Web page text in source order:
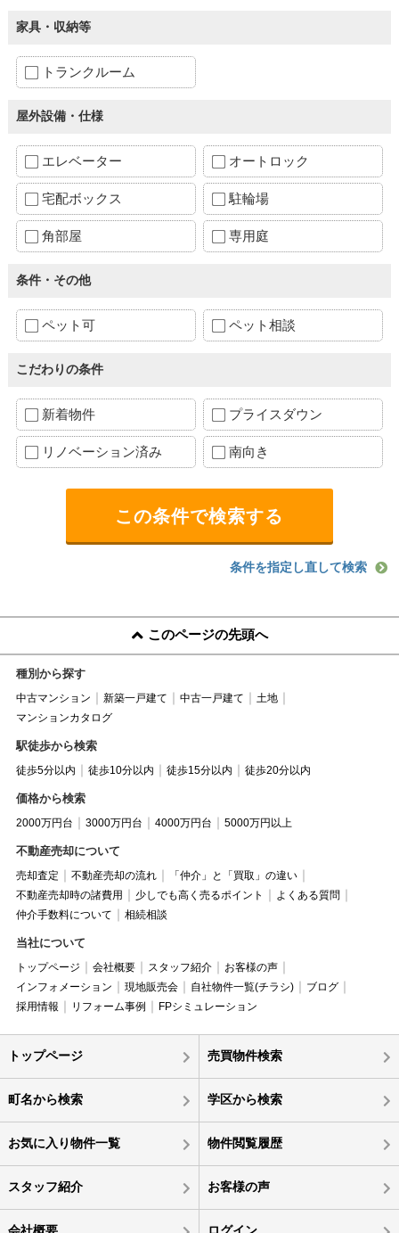
家具・収納等
トランクルーム
屋外設備・仕様
エレベーター オートロック
宅配ボックス 駐輪場
角部屋 専用庭
条件・その他
ペット可 ペット相談
こだわりの条件
新着物件 プライスダウン
リノベーション済み 南向き
条件を指定し直して検索
このページの先頭へ
種別から探す
中古マンション 新築一戸建て 中古一戸建て
土地
マンションカタログ
駅徒歩から検索
徒歩5分以内 徒歩10分以内 徒歩15分以内 徒歩20分以内
価格から検索
2000万円台 3000万円台 4000万円台 5000万円以上
不動産売却について
売却査定 不動産売却の流れ
「仲介」と「買取」の違い
不動産売却時の諸費用
少しでも高く売るポイント
よくある質問
仲介手数料について
相続相談
当社について
トップページ 会社概要 スタッフ紹介
お客様の声
インフォメーション
現地販売会 自社物件一覧(チラシ)
ブログ
採用情報
リフォーム事例 FPシミュレーション
トップページ 売買物件検索
町名から検索 学区から検索
お気に入り物件一覧 物件閲覧履歴
スタッフ紹介 お客様の声